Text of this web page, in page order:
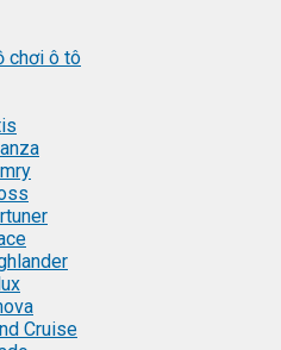
chơi ô tô
Cruise